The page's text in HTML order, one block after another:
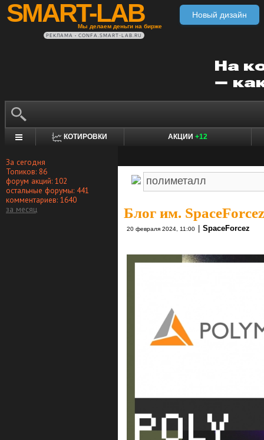
SMART-LAB
Мы делаем деньги на бирже
Новый дизайн
РЕКЛАМА • CONFA.SMART-LAB.RU
КОТИРОВКИ АКЦИИ +12
За сегодня
Топиков: 86
форум акций: 102
остальные форумы: 441
комментариев: 1640
за месяц
Блог им. SpaceForcez
20 февраля 2024, 11:00 SpaceForcez